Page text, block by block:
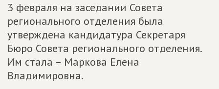
3 февраля на заседании Совета
регионального отделения была
утверждена кандидатура Секретаря
Бюро Совета регионального отделения.
Им стала – Маркова Елена
Владимировна.